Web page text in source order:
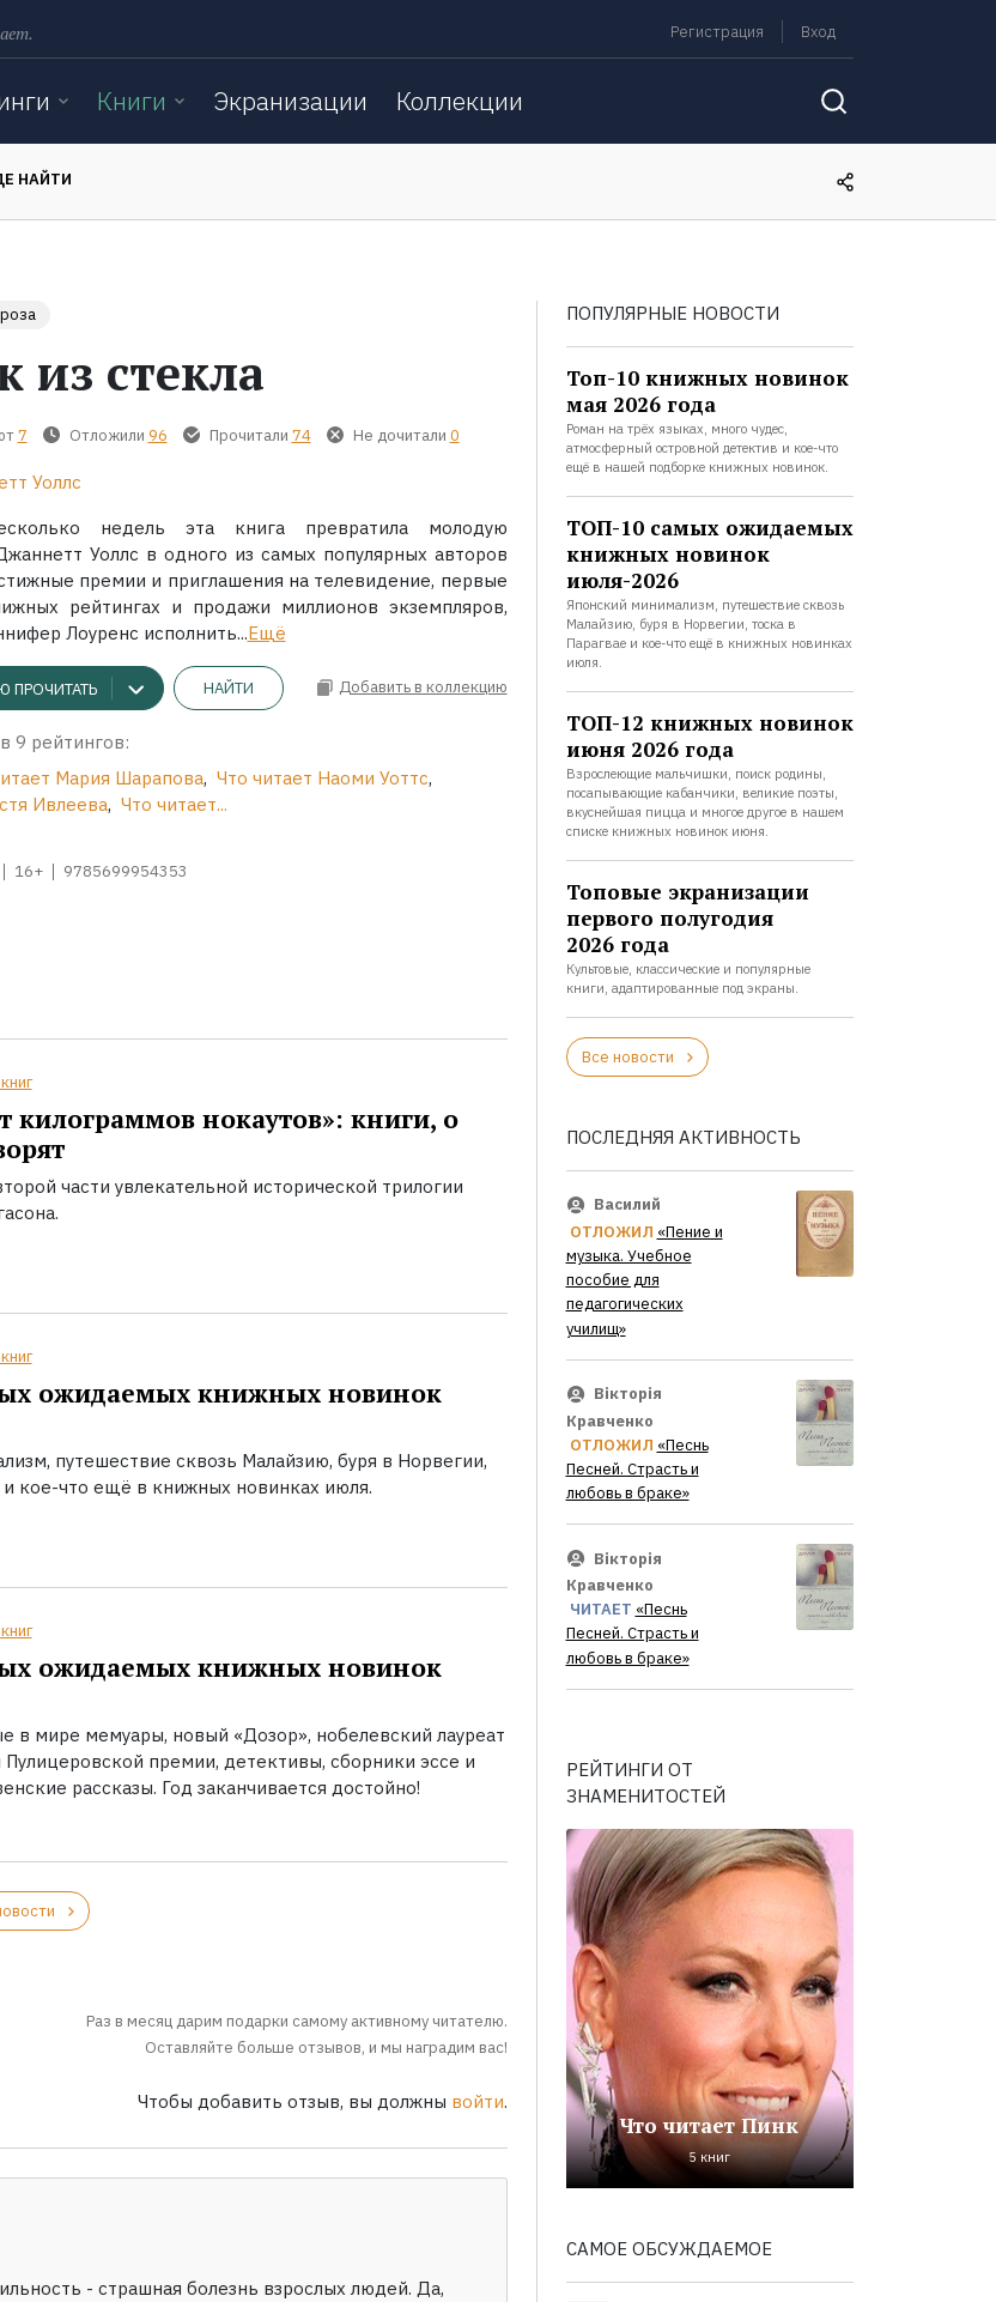
Регистрация Вход
Книги Экранизации Коллекции
НАЙТИ
из стекла
7 Отложили 96 Прочитали 74 Не дочитали 0
Уоллс
недель эта книга превратила молодую
Уоллс в одного из самых популярных авторов
премии и приглашения на телевидение, первые
рейтингах и продажи миллионов экземпляров,
Лоуренс исполнить...Ещё
ПРОЧИТАТЬ НАЙТИ Добавить в коллекцию
9 рейтингов:
Мария Шарапова, Что читает Наоми Уоттс,
Ивлеева, Что читает...
16+ 9785699954353
килограммов нокаутов»: книги, о
части увлекательной исторической трилогии
ожидаемых книжных новинок
путешествие сквозь Малайзию, буря в Норвегии,
и кое-что ещё в книжных новинках июля.
ожидаемых книжных новинок
в мире мемуары, новый «Дозор», нобелевский лауреат
Пулицеровской премии, детективы, сборники эссе и
рассказы. Год заканчивается достойно!
Раз в месяц дарим подарки самому активному читателю.
Оставляйте больше отзывов, и мы наградим вас!
Чтобы добавить отзыв, вы должны войти.
- страшная болезнь взрослых людей. Да,
ПОПУЛЯРНЫЕ НОВОСТИ
Топ-10 книжных новинок
мая 2026 года
Роман на трёх языках, много чудес,
атмосферный островной детектив и кое-что
ещё в нашей подборке книжных новинок.
ТОП-10 самых ожидаемых
книжных новинок
июля-2026
Японский минимализм, путешествие сквозь
Малайзию, буря в Норвегии, тоска в
Парагвае и кое-что ещё в книжных новинках
июля.
ТОП-12 книжных новинок
июня 2026 года
Взрослеющие мальчишки, поиск родины,
посапывающие кабанчики, великие поэты,
вкуснейшая пицца и многое другое в нашем
списке книжных новинок июня.
Топовые экранизации
первого полугодия
2026 года
Культовые, классические и популярные
книги, адаптированные под экраны.
Все новости
ПОСЛЕДНЯЯ АКТИВНОСТЬ
Василий
ОТЛОЖИЛ «Пение и
музыка. Учебное
пособие для
педагогических
училищ»
Вікторія
Кравченко
ОТЛОЖИЛ «Песнь
Песней. Страсть и
любовь в браке»
Вікторія
Кравченко
ЧИТАЕТ «Песнь
Песней. Страсть и
любовь в браке»
РЕЙТИНГИ ОТ
ЗНАМЕНИТОСТЕЙ
Что читает Пинк
5 книг
САМОЕ ОБСУЖДАЕМОЕ